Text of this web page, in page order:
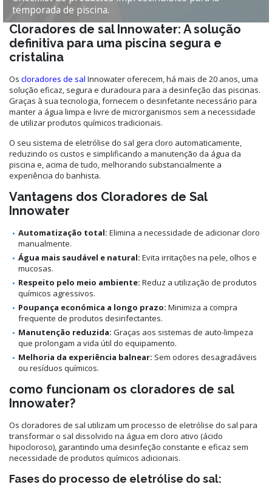
temporada de piscina.
Cloradores de sal Innowater: A solução
definitiva para uma piscina segura e
cristalina
Os cloradores de sal Innowater oferecem, há mais de 20 anos, uma
solução eficaz, segura e duradoura para a desinfeção das piscinas.
Graças à sua tecnologia, fornecem o desinfetante necessário para
manter a água limpa e livre de microrganismos sem a necessidade
de utilizar produtos químicos tradicionais.
O seu sistema de eletrólise do sal gera cloro automaticamente,
reduzindo os custos e simplificando a manutenção da água da
piscina e, acima de tudo, melhorando substancialmente a
experiência do banhista.
Vantagens dos Cloradores de Sal
Innowater
Automatização total: Elimina a necessidade de adicionar cloro
manualmente.
Água mais saudável e natural: Evita irritações na pele, olhos e
mucosas.
Respeito pelo meio ambiente: Reduz a utilização de produtos
químicos agressivos.
Poupança económica a longo prazo: Minimiza a compra
frequente de produtos desinfectantes.
Manutenção reduzida: Graças aos sistemas de auto-limpeza
que prolongam a vida útil do equipamento.
Melhoria da experiência balnear: Sem odores desagradáveis
ou resíduos químicos.
como funcionam os cloradores de sal
Innowater?
Os cloradores de sal utilizam um processo de eletrólise do sal para
transformar o sal dissolvido na água em cloro ativo (ácido
hipocloroso), garantindo uma desinfeção constante e eficaz sem
necessidade de produtos químicos adicionais.
Fases do processo de eletrólise do sal: